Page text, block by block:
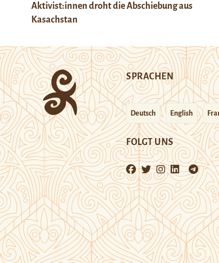
Aktivist:innen droht die Abschiebung aus
Kasachstan
SPRACHEN
Deutsch English
FOLGT UNS